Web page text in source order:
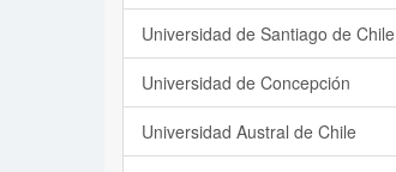
Universidad de Santiago de Chile
Universidad de Concepción
Universidad Austral de Chile